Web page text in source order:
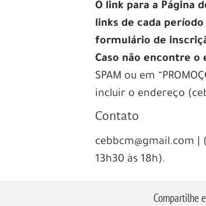
O link para a Página
links de cada
formulário de
Caso não encontre o
SPAM ou em
incluir o endereço
Contato
cebbcm@gmail.com |
13h30 às 18h).
Compartilhe